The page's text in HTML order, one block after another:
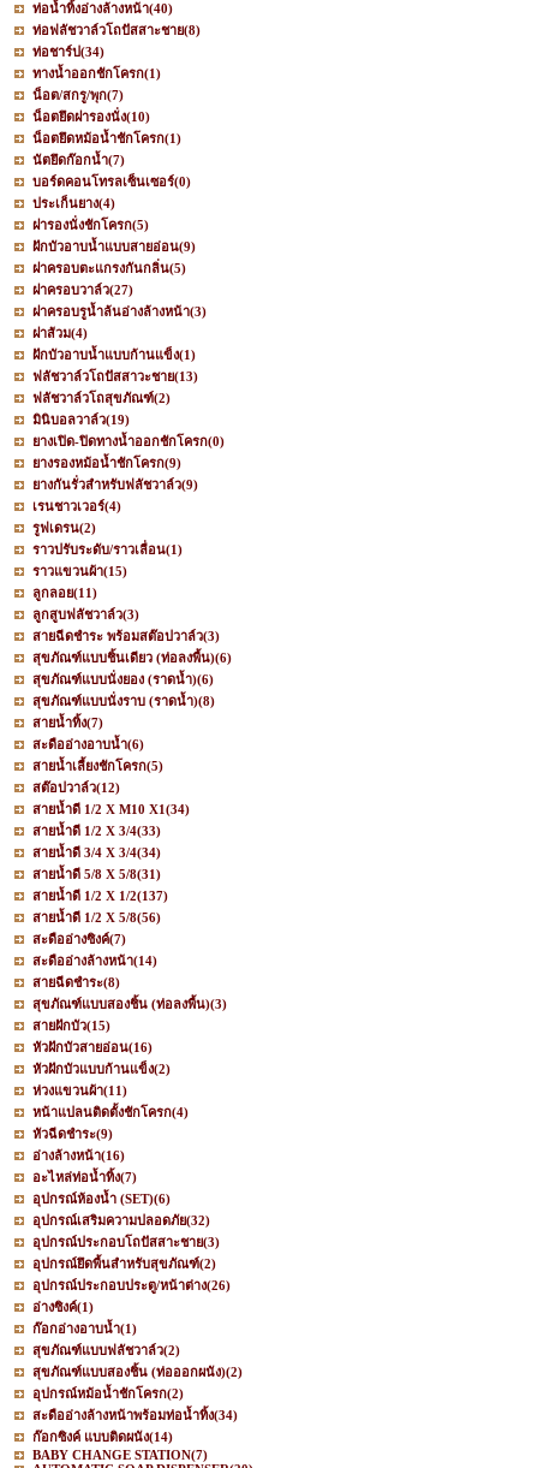
ท่อน้ำทิ้งอ่างล้างหน้า(40)
ท่อฟลัชวาล์วโถปัสสาะชาย(8)
ท่อชาร์ป(34)
ทางน้ำออกชักโครก(1)
น็อต/สกรู/พุก(7)
น็อตยึดฝารองนั่ง(10)
น็อตยึดหม้อน้ำชักโครก(1)
นัตยึดก๊อกน้ำ(7)
บอร์ดคอนโทรลเซ็นเซอร์(0)
ประเก็นยาง(4)
ฝารองนั่งชักโครก(5)
ฝักบัวอาบน้ำแบบสายอ่อน(9)
ฝาครอบตะแกรงกันกลิ่น(5)
ฝาครอบวาล์ว(27)
ฝาครอบรูน้ำล้นอ่างล้างหน้า(3)
ฝาส้วม(4)
ฝักบัวอาบน้ำแบบก้านแข็ง(1)
ฟลัชวาล์วโถปัสสาวะชาย(13)
ฟลัชวาล์วโถสุขภัณฑ์(2)
มินิบอลวาล์ว(19)
ยางเปิด-ปิดทางน้ำออกชักโครก(0)
ยางรองหม้อน้ำชักโครก(9)
ยางกันรั่วสำหรับฟลัชวาล์ว(9)
เรนชาวเวอร์(4)
รูฟเดรน(2)
ราวปรับระดับ/ราวเลื่อน(1)
ราวแขวนผ้า(15)
ลูกลอย(11)
ลูกสูบฟลัชวาล์ว(3)
สายฉีดชำระ พร้อมสต๊อปวาล์ว(3)
สุขภัณฑ์แบบชิ้นเดียว (ท่อลงพื้น)(6)
สุขภัณฑ์แบบนั่งยอง (ราดน้ำ)(6)
สุขภัณฑ์แบบนั่งราบ (ราดน้ำ)(8)
สายน้ำทิ้ง(7)
สะดืออ่างอาบน้ำ(6)
สายน้ำเลี้ยงชักโครก(5)
สต๊อปวาล์ว(12)
สายน้ำดี 1/2 X M10 X1(34)
สายน้ำดี 1/2 X 3/4(33)
สายน้ำดี 3/4 X 3/4(34)
สายน้ำดี 5/8 X 5/8(31)
สายน้ำดี 1/2 X 1/2(137)
สายน้ำดี 1/2 X 5/8(56)
สะดืออ่างซิงค์(7)
สะดืออ่างล้างหน้า(14)
สายฉีดชำระ(8)
สุขภัณฑ์แบบสองชิ้น (ท่อลงพื้น)(3)
สายฝักบัว(15)
หัวฝักบัวสายอ่อน(16)
หัวฝักบัวแบบก้านแข็ง(2)
ห่วงแขวนผ้า(11)
หน้าแปลนติดตั้งชักโครก(4)
หัวฉีดชำระ(9)
อ่างล้างหน้า(16)
อะไหล่ท่อน้ำทิ้ง(7)
อุปกรณ์ห้องน้ำ (SET)(6)
อุปกรณ์เสริมความปลอดภัย(32)
อุปกรณ์ประกอบโถปัสสาะชาย(3)
อุปกรณ์ยึดพื้นสำหรับสุขภัณฑ์(2)
อุปกรณ์ประกอบประตู/หน้าต่าง(26)
อ่างซิงค์(1)
ก๊อกอ่างอาบน้ำ(1)
สุขภัณฑ์แบบฟลัชวาล์ว(2)
สุขภัณฑ์แบบสองชิ้น (ท่อออกผนัง)(2)
อุปกรณ์หม้อน้ำชักโครก(2)
สะดืออ่างล้างหน้าพร้อมท่อน้ำทิ้ง(34)
ก๊อกซิงค์ แบบติดผนัง(14)
BABY CHANGE STATION(7)